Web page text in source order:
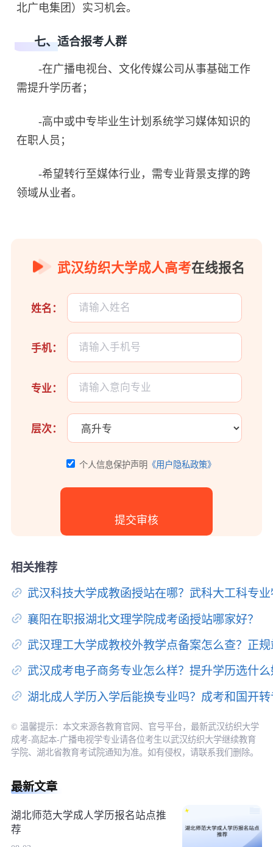
北广电集团）实习机会。
七、适合报考人群
-在广播电视台、文化传媒公司从事基础工作
需提升学历者；
-高中或中专毕业生计划系统学习媒体知识的
在职人员；
-希望转行至媒体行业，需专业背景支撑的跨
领域从业者。
武汉纺织大学成人高考在线报名
姓名：
手机：
专业：
层次：
个人信息保护声明 《用户隐私政策》
相关推荐
武汉科技大学成教函授站在哪？武科大工科专
襄阳在职报湖北文理学院成考函授站哪家好？
武汉理工大学成教校外教学点备案怎么查？正
武汉成考电子商务专业怎么样？提升学历选什
湖北成人学历入学后能换专业吗？成考和国开
© 温馨提示：本文来源各教育官网、官号平台，最新武汉纺织大学
成考-高起本-广播电视学专业请各位考生以武汉纺织大学继续教育
学院、湖北省教育考试院通知为准。如有侵权，请联系我们删除。
最新文章
湖北师范大学成人学历报名站点推
荐